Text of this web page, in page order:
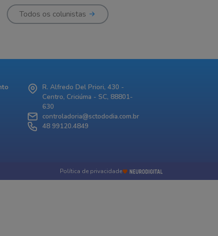
Todos os colunistas
R. Alfredo Del Priori, 430 -
Centro, Criciúma - SC, 88801-
630
controladoria@sctododia.com.br
48 99120.4849
Política de privacidade